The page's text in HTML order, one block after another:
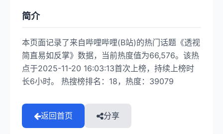
简介
本页面记录了来自哔哩哔哩(B站)的热门话题《透视
简直易如反掌》数据，当前热度值为66,576。该热
点于2025-11-20 16:03:13首次上榜，持续上榜时
长6小时。 热搜榜排名：18，热度：39079
返回首页 分享